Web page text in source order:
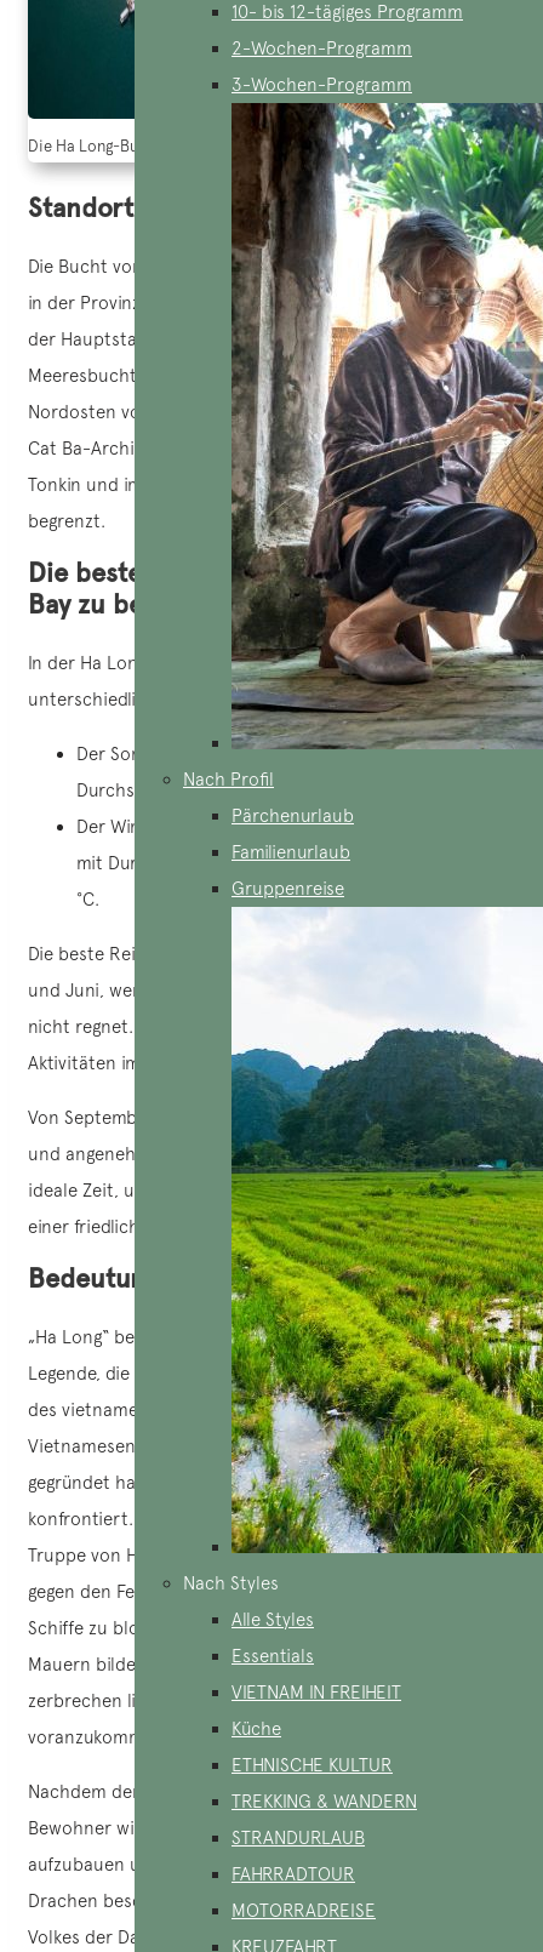
10- bis 12-tägiges Programm
2-Wochen-Programm
3-Wochen-Programm
Nach Profil
Pärchenurlaub
Familienurlaub
Gruppenreise
Nach Styles
Alle Styles
Essentials
VIETNAM IN FREIHEIT
Küche
ETHNISCHE KULTUR
TREKKING & WANDERN
STRANDURLAUB
FAHRRADTOUR
MOTORRADREISE
KREUZFAHRT
Die Ha Long-Bucht – eines der Naturwunder der Welt (Quelle:
Standort
Die Bucht von Ha Long befindet sich in der Stadt Ha Long,
in der Provinz Quang Ninh, etwa 170 km vom Stadtzentrum
der Hauptstadt Hanoi entfernt. Es ist eine kleine
Meeresbucht, die Teil des Golfs von Tonkin ist. Sie wird im
Nordosten von der Bai Tu Long-Bucht, im Südwesten vom
Cat Ba-Archipel, im Süden und Südosten vom Golf von
Tonkin und im Westen und Nordwesten vom Festland
begrenzt.
Die beste Jahreszeit, um die Ha Long
Bay zu besuchen
In der Ha Long Bay mit ihrem tropischen Klima gibt es zwei
unterschiedliche Jahreszeiten:
Der Sommer (Juni bis August): heiß und feucht mit
Durchschnittstemperaturen zwischen 27 und 29 °C.
Der Winter (Dezember bis Februar): trocken und kühl
mit Durchschnittstemperaturen zwischen 16 und 18
°C.
Die beste Reisezeit für die Ha Long Bay ist zwischen April
und Juni, wenn das Wetter warm und sonnig ist und es
nicht regnet. Diese Zeit ist ideal für Kreuzfahrten und
Aktivitäten im Freien.
Von September bis November ist das Klima ebenfalls mild
und angenehm, mit kühleren Temperaturen. Dies ist eine
ideale Zeit, um sich zu entspannen und die Landschaft in
einer friedlichen Atmosphäre zu genießen.
Bedeutung des Namens „Ha Long“
„Ha Long“ bedeutet ‚der Abstieg des Drachen‘. Laut der
Legende, die mit der Kultur der „Drachen- und Feensöhne“
des vietnamesischen Volkes verbunden ist, wurden die
Vietnamesen vor langer Zeit, als sie gerade ihr Land
gegründet hatten, mit ausländischen Invasoren
konfrontiert. Die Drachenmutter führte daraufhin eine
Truppe von Himmelsdrachen an, um dem Volk im Kampf
gegen den Feind zu helfen. Sie spuckten Feuer, um die
Schiffe zu blockieren, und spuckten Jadeperlen aus, die
Mauern bildeten, die den Feinden den Weg versperrten, sie
zerbrechen ließen und sie daran hinderten, weiter
voranzukommen.
Nachdem der Frieden wiederhergestellt war, begannen die
Bewohner wieder hart zu arbeiten, um die Dörfer wieder
aufzubauen und ihre Einheit zu bewahren. Auch die
Drachen beschlossen zu bleiben, um den Frieden des
Volkes der Dai Viet für immer zu schützen. Der Ort, an dem